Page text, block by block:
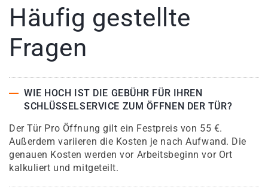
Häufig gestellte
Fragen
WIE HOCH IST DIE GEBÜHR FÜR IHREN
SCHLÜSSELSERVICE ZUM ÖFFNEN DER TÜR?
Der Tür Pro Öffnung gilt ein Festpreis von 55 €.
Außerdem variieren die Kosten je nach Aufwand. Die
genauen Kosten werden vor Arbeitsbeginn vor Ort
kalkuliert und mitgeteilt.